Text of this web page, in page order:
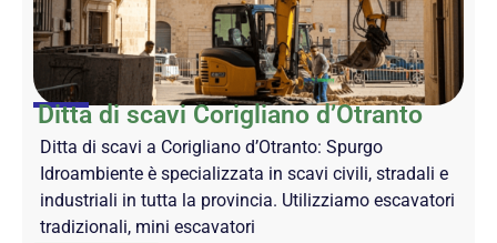
Ditta di scavi Corigliano d’Otranto
Ditta di scavi a Corigliano d’Otranto: Spurgo
Idroambiente è specializzata in scavi civili, stradali e
industriali in tutta la provincia. Utilizziamo escavatori
tradizionali, mini escavatori